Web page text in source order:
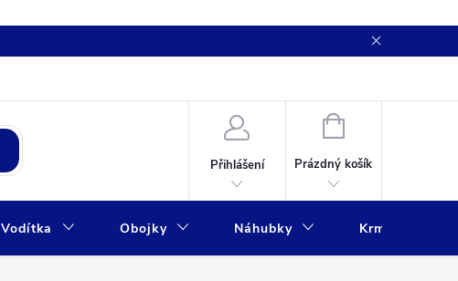
Přihlášení
NÁKUPNÍ
Prázdný košík
Vodítka Obojky Náhubky Krmivo